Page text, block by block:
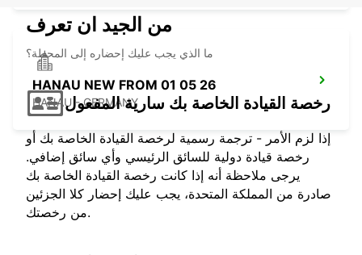
HANAU NEW FROM 01 05 26
HANAU - GERMANY
من الجيد ان تعرف
ما الذي يجب عليك إحضاره إلى المحطة؟
رخصة القيادة الخاصة بك سارية المفعول
إذا لزم الأمر - ترجمة رسمية لرخصة القيادة الخاصة بك أو
رخصة قيادة دولية للسائق الرئيسي وأي سائق إضافي.
يرجى ملاحظة أنه إذا كانت رخصة القيادة الخاصة بك
صادرة من المملكة المتحدة، يجب عليك إحضار كلا الجزئين
من رخصتك.